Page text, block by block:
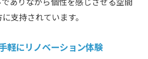
支持されています。
軽にリノベーション体験